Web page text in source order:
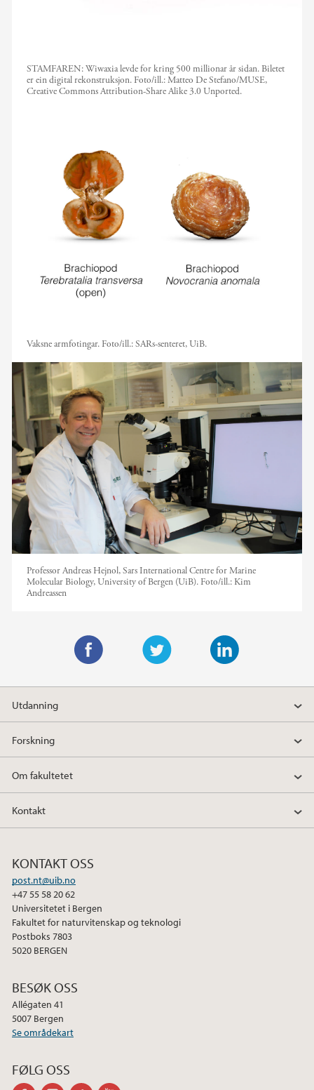
STAMFAREN: Wiwaxia levde for kring 500 millionar år sidan. Biletet
er ein digital rekonstruksjon. Foto/ill.:Matteo De Stefano/MUSE,
Creative Commons Attribution-Share Alike 3.0 Unported.
Vaksne armfotingar. Foto/ill.:SARs-senteret, UiB.
Professor Andreas Hejnol, Sars International Centre for Marine
Molecular Biology, University of Bergen (UiB). Foto/ill.: Kim
Andreassen
w
t
e
i
k
d
n
a
e
o
k
Utdanning
Forskning
Om fakultetet
Kontakt
KONTAKT OSS
post.nt@uib.no
+47 55 58 20 62
Universitetet i Bergen
Fakultet for naturvitenskap og teknologi
Postboks 7803
5020 BERGEN
BESØK OSS
Allégaten 41
5007 Bergen
Se områdekart
FØLG OSS